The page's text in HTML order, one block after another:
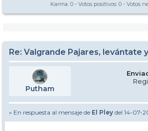
Karma: 0 - Votos positivos: 0 - Votos
Re: Valgrande Pajares, levántate
Putham
» En respuesta al mensaje de El Pley del 14-07-